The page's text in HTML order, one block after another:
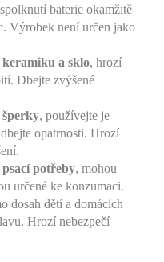
baterie okamžitě
Výrobek není určen jako
keramiku a sklo, hrozí
Dbejte zvýšené
šperky, používejte je
opatrnosti. Hrozí
psací potřeby, mohou
určené ke konzumaci.
dosah dětí a domácích
Hrozí nebezpečí